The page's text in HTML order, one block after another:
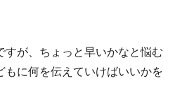
すが、ちょっと早いかなと悩む
に何を伝えていけばいいかを